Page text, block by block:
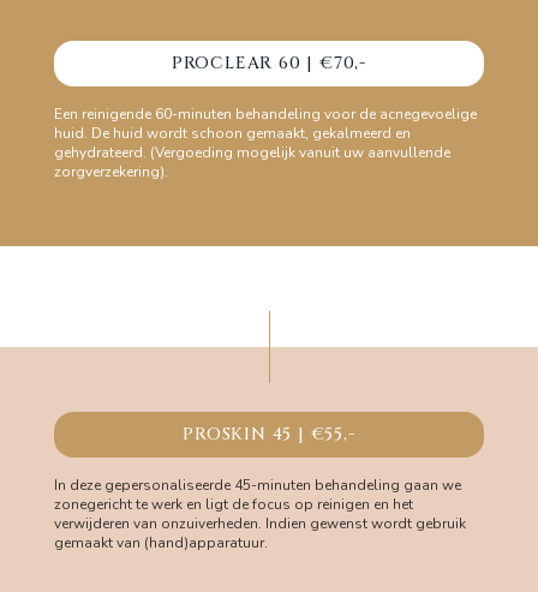
PROCLEAR 60 | €70,-
Een reinigende 60-minuten behandeling voor de acnegevoelige
huid. De huid wordt schoon gemaakt, gekalmeerd en
gehydrateerd. (Vergoeding mogelijk vanuit uw aanvullende
zorgverzekering).
PROSKIN 45 | €55,-
In deze gepersonaliseerde 45-minuten behandeling gaan we
zonegericht te werk en ligt de focus op reinigen en het
verwijderen van onzuiverheden. Indien gewenst wordt gebruik
gemaakt van (hand)apparatuur.